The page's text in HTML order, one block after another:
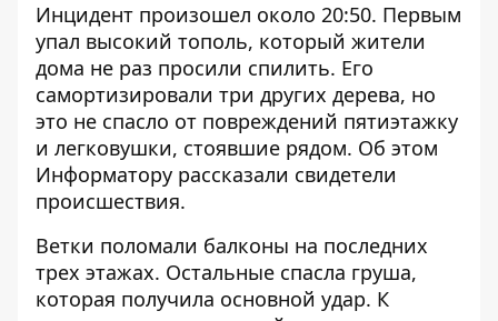
Инцидент произошел около 20:50. Первым
упал высокий тополь, который жители
дома не раз просили спилить. Его
самортизировали три других дерева, но
это не спасло от повреждений пятиэтажку
и легковушки, стоявшие рядом. Об этом
Информатору рассказали свидетели
происшествия.
Ветки поломали балконы на последних
трех этажах. Остальные спасла груша,
которая получила основной удар. К